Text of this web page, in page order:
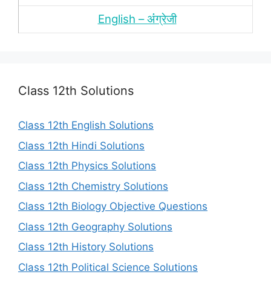
English – अंंग्रेजी
Class 12th Solutions
Class 12th English Solutions
Class 12th Hindi Solutions
Class 12th Physics Solutions
Class 12th Chemistry Solutions
Class 12th Biology Objective Questions
Class 12th Geography Solutions
Class 12th History Solutions
Class 12th Political Science Solutions